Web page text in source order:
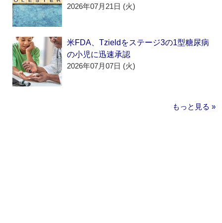
2026年07月21日 (火)
米FDA、Tzieldをステージ3の1型糖尿病
の小児に迅速承認
2026年07月07日 (火)
もっと見る »